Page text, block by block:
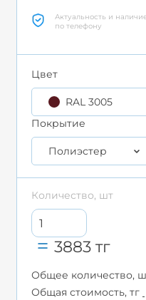
Актуальность и
по телефону
Цвет
RAL 3005
Покрытие
Полиэстер
Количество, шт
3883 тг
Общее количество,
Общая стоимость, тг